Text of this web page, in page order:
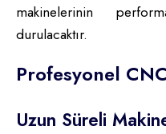
makinelerinin
durulacaktır.
Profesyonel
Uzun Süreli